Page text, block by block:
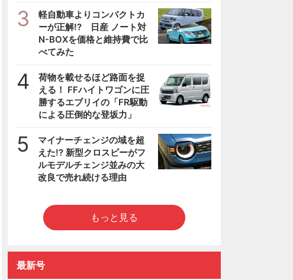
3
軽自動車よりコンパクトカ
ーが正解!? 日産 ノート対
N-BOXを価格と維持費で比
べてみた
4
荷物を載せるほど路面を捉
える！ FFハイトワゴンに圧
勝するエブリイの「FR駆動
による圧倒的な登坂力」
5
マイナーチェンジの域を超
えた!? 新型クロスビーがフ
ルモデルチェンジ並みの大
改良で売れ続ける理由
もっと見る
最新号